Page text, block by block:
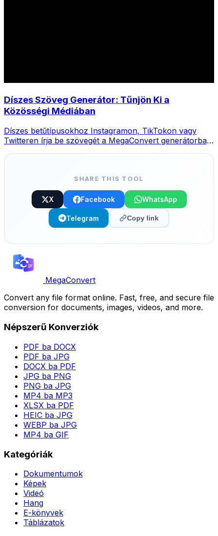
Díszes Szöveg Generátor: Tűnjön Ki a
Közösségi Médiában
Díszes betűtípusokhoz Instagramon, TikTokon vagy
Twitteren írja be szövegét a MegaConvert generátorba,
SHARE THIS TOOL
X Facebook WhatsApp
Telegram Copy link
MegaConvert
Convert any file format online. Fast, free, and secure file
conversion for documents, images, videos, and more.
Népszerű Konverziók
PDF ba DOCX
PDF ba JPG
DOCX ba PDF
JPG ba PNG
PNG ba JPG
MP4 ba MP3
XLSX ba PDF
HEIC ba JPG
WEBP ba JPG
MP4 ba GIF
Kategóriák
Dokumentumok
Képek
Videó
Hang
E-könyvek
Táblázatok